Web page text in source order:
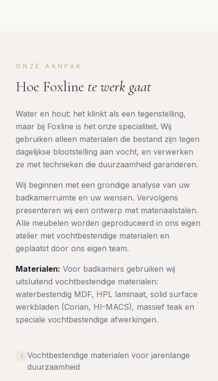
ONZE AANPAK
Hoe Foxline te werk gaat
Water en hout: het klinkt als een tegenstelling,
maar bij Foxline is het onze specialiteit. Wij
gebruiken alleen materialen die bestand zijn tegen
dagelijkse blootstelling aan vocht, en verwerken
ze met technieken die duurzaamheid garanderen.
Wij beginnen met een grondige analyse van uw
badkamerruimte en uw wensen. Vervolgens
presenteren wij een ontwerp met materiaalstalen.
Alle meubelen worden geproduceerd in ons eigen
atelier met vochtbestendige materialen en
geplaatst door ons eigen team.
Materialen: Voor badkamers gebruiken wij
uitsluitend vochtbestendige materialen:
waterbestendig MDF, HPL laminaat, solid surface
werkbladen (Corian, HI-MACS), massief teak en
speciale vochtbestendige afwerkingen.
1
Vochtbestendige materialen voor jarenlange
duurzaamheid